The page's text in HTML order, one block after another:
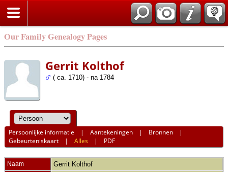
Our Family Genealogy Pages
Gerrit Kolthof
( ca. 1710) - na 1784
Persoonlijke informatie |Aantekeningen | Bronnen |
Gebeurteniskaart |Alles | PDF
Naam Gerrit Kolthof